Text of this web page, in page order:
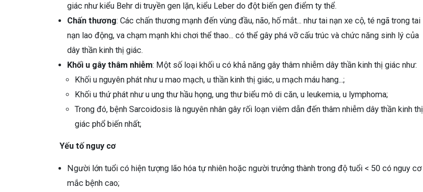
giác như kiểu Behr di truyền gen lặn, kiểu Leber do đột biến gen điểm ty thể.
Chấn thương: Các chấn thương mạnh đến vùng đầu, não, hố mắt... như tai nạn xe cộ, té ngã trong tai
nạn lao động, va chạm mạnh khi chơi thể thao... có thể gây phá vỡ cấu trúc và chức năng sinh lý của
dây thần kinh thị giác.
Khối u gây thâm nhiễm: Một số loại khối u có khả năng gây thâm nhiễm dây thần kinh thị giác như:
Khối u nguyên phát như u mao mạch, u thần kinh thị giác, u mạch máu hang...;
Khối u thứ phát như u ung thư hầu họng, ung thư biểu mô di căn, u leukemia, u lymphoma;
Trong đó, bệnh Sarcoidosis là nguyên nhân gây rối loạn viêm dẫn đến thâm nhiễm dây thần kinh thị
giác phổ biến nhất;
Yếu tố nguy cơ
Người lớn tuổi có hiện tượng lão hóa tự nhiên hoặc người trưởng thành trong độ tuổi < 50 có nguy cơ
mắc bệnh cao;